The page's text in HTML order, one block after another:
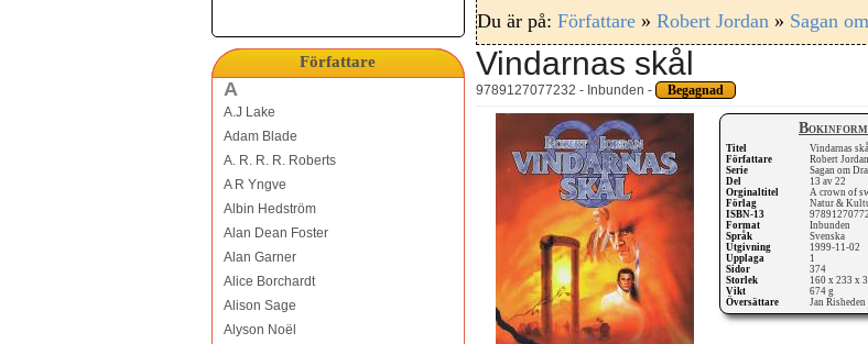
Författare
A
A.J Lake
Adam Blade
A. R. R. R. Roberts
A R Yngve
Albin Hedström
Alan Dean Foster
Alan Garner
Alice Borchardt
Alison Sage
Alyson Noël
Du är på: Författare» Robert Jordan» Sagan
Vindarnas skål
9789127077232 - Inbunden - Begagnad
Titel
Vindarnas
Författare
Robert Jordan
Serie
Sagan om
Del
13 av 22
Orginaltitel
A crown of
Förlag
Natur &
ISBN-13
Format
Inbunden
Språk
Svenska
Utgivning
1999-11-02
Upplaga
1
Sidor
374
Storlek
160 x 233 x
Vikt
674 g
Översättare
Jan Risheden